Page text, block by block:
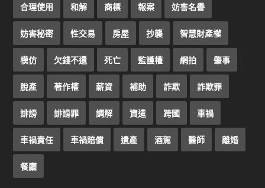
合理使用 和解 商標 報案 妨害名譽
妨害秘密 性交易 房屋 抄襲 智慧財產權
模仿 欠錢不還 死亡 監護權 網拍 肇事
脫產 著作權 薪資 補助 詐欺 詐欺罪
誹謗 誹謗罪 調解 資遣 跨國 車禍
車禍責任 車禍賠償 遺產 酒駕 醫師 離婚
餐廳